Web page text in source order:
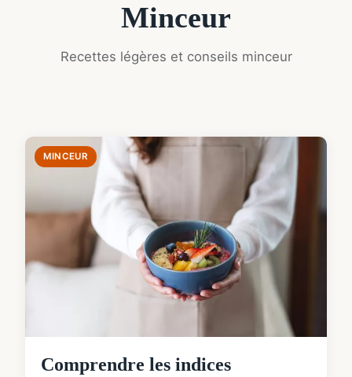
Minceur
Recettes légères et conseils minceur
MINCEUR
Comprendre les indices